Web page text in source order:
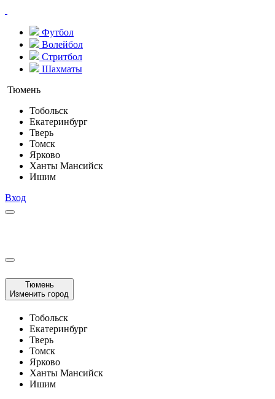
Футбол
Волейбол
Стритбол
Шахматы
Тюмень
Тобольск
Екатеринбург
Тверь
Томск
Ярково
Ханты Мансийск
Ишим
Вход
Тюмень
Изменить город
Тобольск
Екатеринбург
Тверь
Томск
Ярково
Ханты Мансийск
Ишим